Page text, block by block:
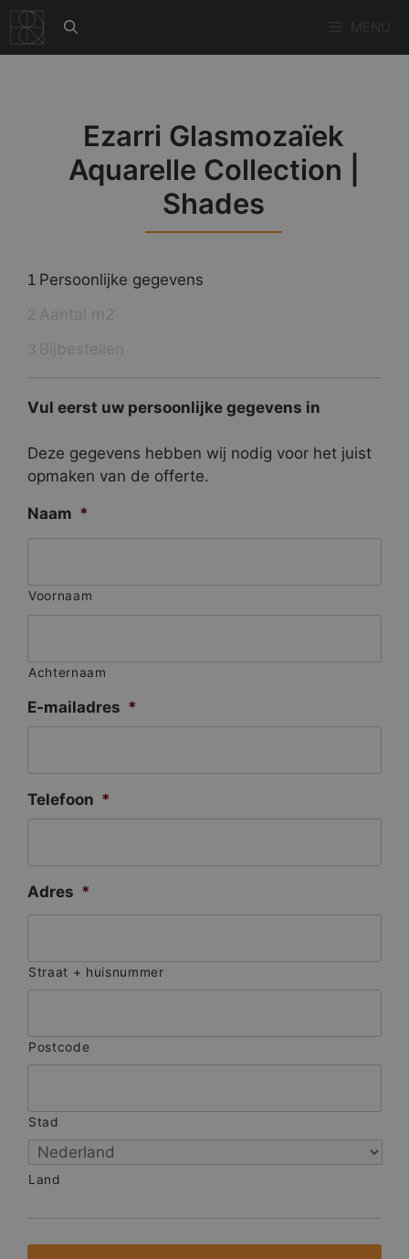
naar
de
Ezarri Glasmozaïek
Aquarelle Collection |
Shades
1 Persoonlijke gegevens
Vul eerst uw persoonlijke gegevens in
Deze gegevens hebben wij nodig voor het juist
opmaken van de offerte.
Naam *
Voornaam
Achternaam
E-mailadres *
Telefoon *
Adres *
Straat + huisnummer
Postcode
Stad
Land